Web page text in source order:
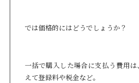
では価格的にはどうでしょうか？
一括で購入した場合に支払う費用
えて登録料や税金など。